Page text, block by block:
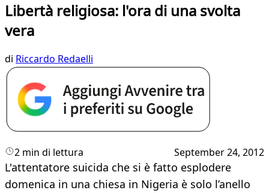
Libertà religiosa: l'ora di una svolta
vera
di Riccardo Redaelli
2 min di lettura September 24, 2012
​L'attentatore suicida che si è fatto esplodere
domenica in una chiesa in Nigeria è solo l’anello